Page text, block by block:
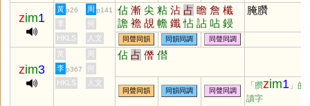
zim1
黃 p26 周 p141 佔 漸 尖 粘 沾 占 瞻 詹 櫼
譫 襜 覘 幨 鑯 怗 詀 呫 鋟
瀸 薝 熸 惉 蛅 霑
腌臢
李
何
HKLS
人文 同聲同韻 同韻同調 同聲同調
zim3
黃 周 佔 占 僭 僣
李 p367
何
HKLS
人文
同聲同韻 同韻同調 同聲同調
「臢zim1 」的
讀字